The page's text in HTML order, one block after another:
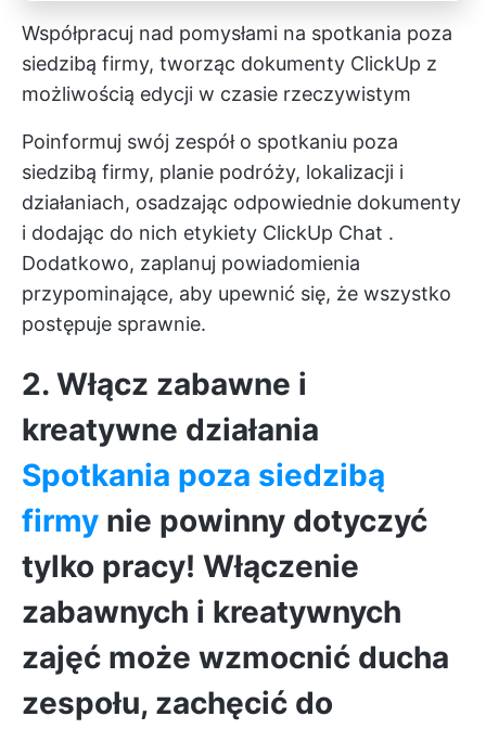
Współpracuj nad pomysłami na spotkania poza
siedzibą firmy, tworząc dokumenty ClickUp z
możliwością edycji w czasie rzeczywistym
Poinformuj swój zespół o spotkaniu poza
siedzibą firmy, planie podróży, lokalizacji i
działaniach, osadzając odpowiednie dokumenty
i dodając do nich etykiety ClickUp Chat .
Dodatkowo, zaplanuj powiadomienia
przypominające, aby upewnić się, że wszystko
postępuje sprawnie.
2. Włącz zabawne i
kreatywne działania
Spotkania poza siedzibą
firmy nie powinny dotyczyć
tylko pracy! Włączenie
zabawnych i kreatywnych
zajęć może wzmocnić ducha
zespołu, zachęcić do